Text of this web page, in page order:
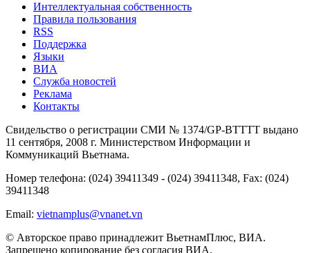
Интеллектуальная собственность
Правила пользования
RSS
Поддержка
Языки
ВИА
Служба новостей
Реклама
Контакты
Свидельство о регистрации СМИ № 1374/GP-BTTTT выдано
11 сентября, 2008 г. Министерством Информации и
Коммуникаций Вьетнама.
Номер телефона: (024) 39411349 - (024) 39411348, Fax: (024)
39411348
Email: vietnamplus@vnanet.vn
© Авторское право принадлежит ВьетнамПлюс, ВИА.
Запрещено копирование без согласия ВИА.